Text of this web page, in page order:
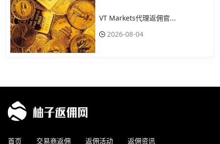
VT Markets代理返佣官...
2026-08-04
首页 交易商返佣 返佣活动 返佣资讯